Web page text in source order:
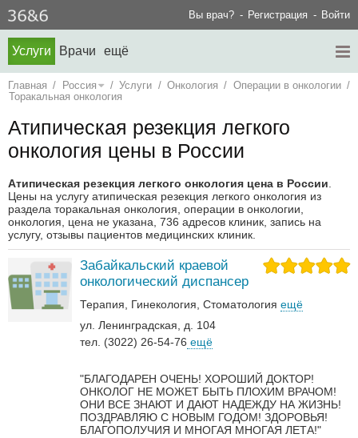
Вы врач? Регистрация Войти
Услуги Врачи ещё
Главная / Россия / Услуги / Онкология / Операции в онкологии /
Торакальная онкология
Атипическая резекция легкого
онкология цены в России
Атипическая резекция легкого онкология цена в России.
Цены на услугу атипическая резекция легкого онкология из
раздела торакальная онкология, операции в онкологии,
онкология, цена не указана, 736 адресов клиник, запись на
услугу, отзывы пациентов медицинских клиник.
Забайкальский краевой
онкологический диспансер
Терапия Гинекология Стоматология ещё
ул. Ленинградская, д. 104
тел. (3022) 26-54-76 ещё
"БЛАГОДАРЕН ОЧЕНЬ! ХОРОШИЙ ДОКТОР!
ОНКОЛОГ НЕ МОЖЕТ БЫТЬ ПЛОХИМ ВРАЧОМ!
ОНИ ВСЕ ЗНАЮТ И ДАЮТ НАДЕЖДУ НА ЖИЗНЬ!
ПОЗДРАВЛЯЮ С НОВЫМ ГОДОМ! ЗДОРОВЬЯ!
БЛАГОПОЛУЧИЯ И МНОГАЯ МНОГАЯ ЛЕТА!"